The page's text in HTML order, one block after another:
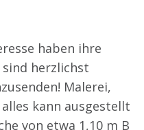
haben ihre
herzlichst
Malerei,
kann ausgestellt
von etwa 1,10 m B